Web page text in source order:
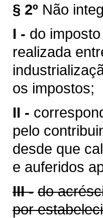
§ 2º Não
I - do
realizada
os impostos;
II -
pelo
desde que
e auferidos
III - do
por